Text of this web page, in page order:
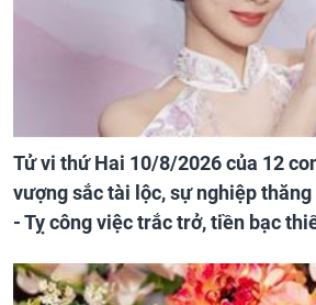
Tử vi thứ Hai 10/8/2026 của 12
vượng sắc tài lộc, sự nghiệp
- Tỵ công việc trắc trở, tiền bạc